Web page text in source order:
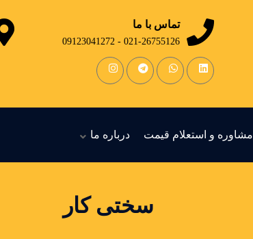
تماس با ما
021-26755126 - 09123041272
مشاوره و استعلام قیمت درباره ما
سختی کار